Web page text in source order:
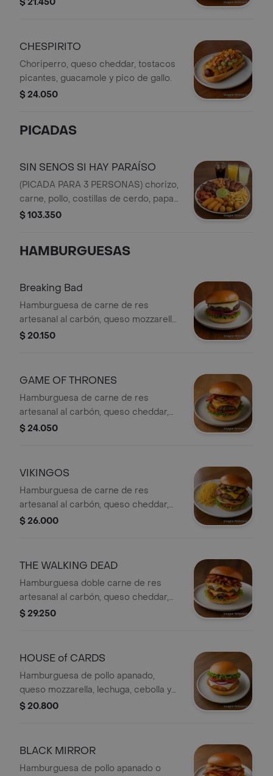
CHESPIRITO
Choriperro, queso cheddar, tostacos
picantes, guacamole y pico de gallo.
$ 24.050
PICADAS
SIN SENOS SI HAY PARAÍSO
(PICADA PARA 3 PERSONAS) chorizo,
carne, pollo, costillas de cerdo, papas
a la francesa, papas criollas,
limonada natural).
$ 103.350
HAMBURGUESAS
Breaking Bad
Hamburguesa de carne de res
artesanal al carbón, queso mozzarella,
lechuga, tomate y cebolla.
$ 20.150
GAME OF THRONES
Hamburguesa de carne de res
artesanal al carbón, queso cheddar,
tocineta, cebolla grille, lechuga y
$ 24.050
VIKINGOS
Hamburguesa de carne de res
artesanal al carbón, queso cheddar,
champiñones salteados en
lechuga.
$ 26.000
THE WALKING DEAD
Hamburguesa doble carne de res
artesanal al carbón, queso cheddar,
queso mozzarella, tocineta, cebolla
$ 29.250
HOUSE of CARDS
Hamburguesa de pollo apanado,
queso mozzarella, lechuga, cebolla y
tomate.
$ 20.800
BLACK MIRROR
Hamburguesa de pollo apanado o